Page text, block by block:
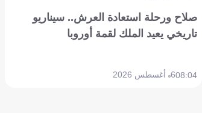
صلاح ورحلة استعادة العرش.. سيناريو
تاريخي يعيد الملك لقمة أوروبا
08:046 أغسطس 2026